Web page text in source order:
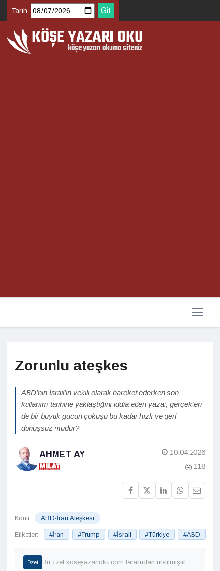
Tarih:
Zorunlu ateşkes
ABD'nin İsrail'in vekili olarak hareket ederken son
kullanım tarihine yaklaştığını iddia eden yazar, gerçekten
de bir büyük gücün çöküşü bu kadar hızlı ve geri
dönüşsüz müdür?
AHMET AY
10.04.2026
118
Konu: ABD-İran Ateşkesi
Etiketler: #İran #Trump #İsrail #Türkiye #ABD
Özet Bu özet koseyazarioku.com tarafından üretilmiştir